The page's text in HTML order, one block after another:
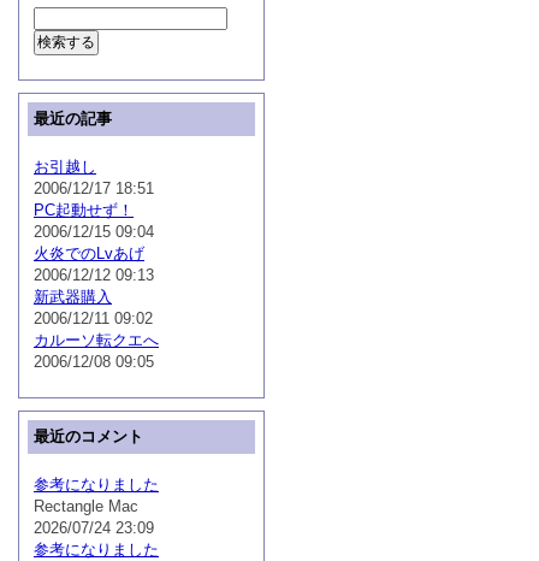
最近の記事
お引越し
2006/12/17 18:51
PC起動せず！
2006/12/15 09:04
火炎でのLvあげ
2006/12/12 09:13
新武器購入
2006/12/11 09:02
カルーソ転クエへ
2006/12/08 09:05
最近のコメント
参考になりました
Rectangle Mac
2026/07/24 23:09
参考になりました